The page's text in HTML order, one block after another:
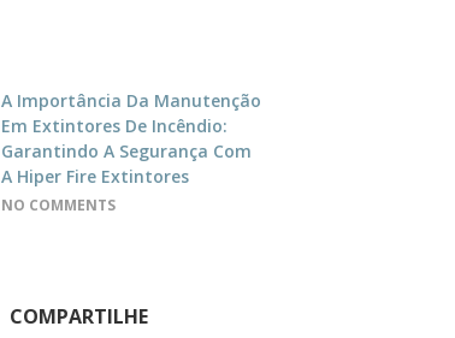
A Importância Da Manutenção
Em Extintores De Incêndio:
Garantindo A Segurança Com
A Hiper Fire Extintores
NO COMMENTS
COMPARTILHE